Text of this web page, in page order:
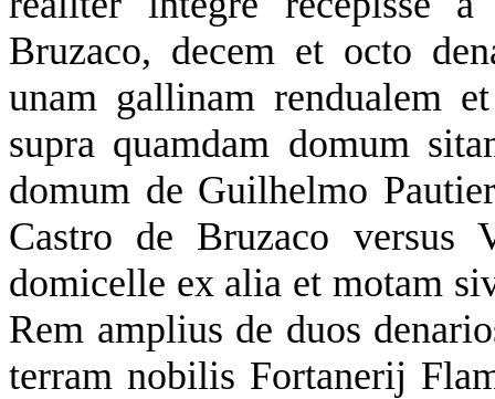
Bruzaco, decem et octo
unam gallinam rendualem
supra quamdam domum
domum de Guilhelmo
Castro de Bruzaco
domicelle ex alia et motam
Rem amplius de duos
terram nobilis Fortanerij